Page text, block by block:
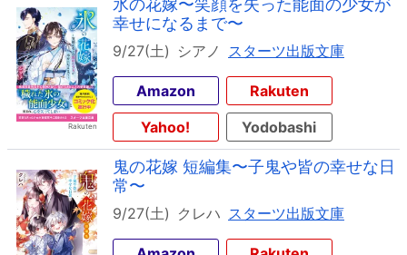
氷の花嫁〜笑顔を失った能面の少女が
幸せになるまで〜
9/27(土) シアノ スターツ出版文庫
Amazon
Rakuten
Yahoo!
Yodobashi
鬼の花嫁 短編集〜子鬼や皆の幸せな日
常〜
9/27(土) クレハ スターツ出版文庫